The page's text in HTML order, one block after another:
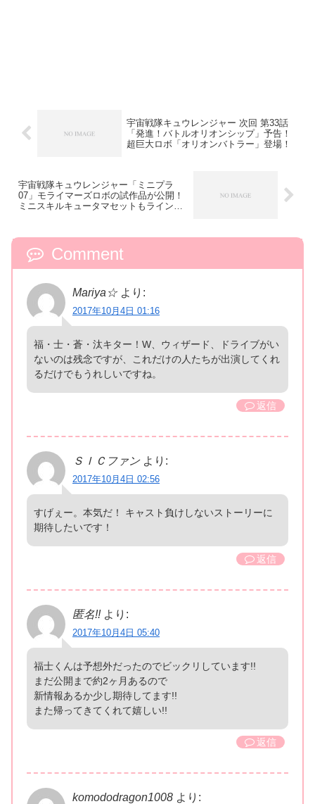
宇宙戦隊キュウレンジャー 次回 第33話
「発進！バトルオリオンシップ」予告！
超巨大ロボ「オリオンバトラー」登場！
宇宙戦隊キュウレンジャー「ミニプラ
07」モライマーズロボの試作品が公開！
ミニスキルキュータマセットもラインナ
Comment
Mariya☆ より:
2017年10月4日 01:16
福・士・蒼・汰キター！W、ウィザード、ドライブがい
ないのは残念ですが、これだけの人たちが出演してくれ
るだけでもうれしいですね。
返信
ＳＩＣファン より:
2017年10月4日 02:56
すげぇー。本気だ！ キャスト負けしないストーリーに
期待したいです！
返信
匿名!! より:
2017年10月4日 05:40
福士くんは予想外だったのでビックリしています!!
まだ公開まで約2ヶ月あるので
新情報あるか少し期待してます!!
また帰ってきてくれて嬉しい!!
返信
komododragon1008 より: